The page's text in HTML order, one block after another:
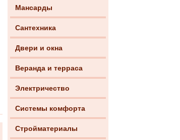
Мансарды
Сантехника
Двери и окна
Веранда и терраса
Электричество
Системы комфорта
Стройматериалы